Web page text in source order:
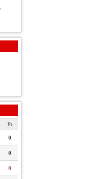
Pt
0
0
0